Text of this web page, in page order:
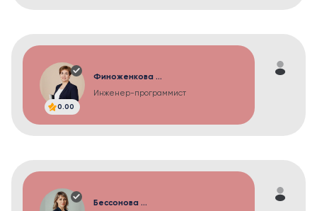
0.00
Финоженкова ...
Инженер-программист
Бессонова ...